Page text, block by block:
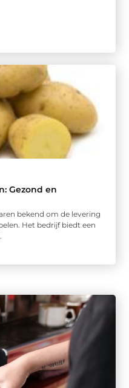
Gezond en
bekend om de levering
Het bedrijf biedt een